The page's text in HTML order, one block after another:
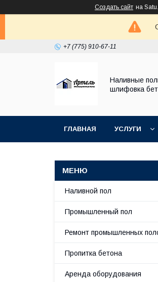
Создать сайт на
+7 (775) 910-67-11
Наливные
шлифовка
ГЛАВНАЯ УСЛУГИ
Наливной пол
Промышленный пол
Ремонт промышленных
Пропитка бетона
Аренда оборудования